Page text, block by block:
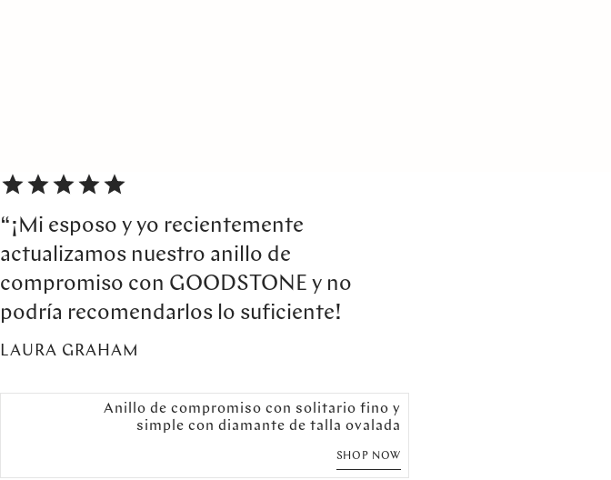
“¡Mi esposo y yo recientemente
actualizamos nuestro anillo de
compromiso con GOODSTONE y no
podría recomendarlos lo suficiente!
LAURA GRAHAM
Anillo de compromiso con solitario fino y
simple con diamante de talla ovalada
SHOP NOW